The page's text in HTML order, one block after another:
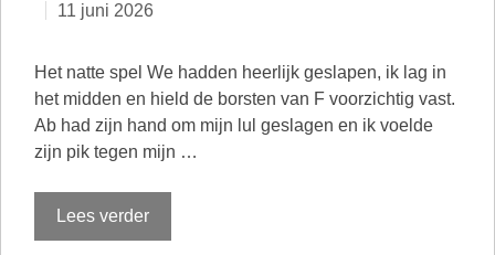
11 juni 2026
Het natte spel We hadden heerlijk geslapen, ik lag in
het midden en hield de borsten van F voorzichtig vast.
Ab had zijn hand om mijn lul geslagen en ik voelde
zijn pik tegen mijn …
Lees verder